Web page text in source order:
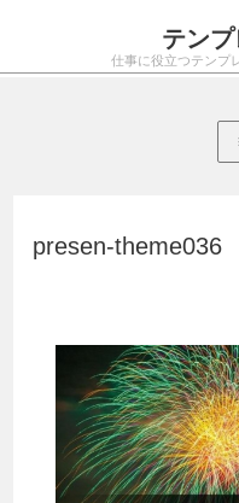
テン
仕事に役立つテンプ
presen-theme036